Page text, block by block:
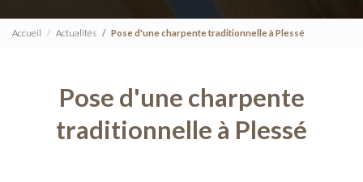
Accueil Actualités Pose d'une charpente traditionnelle à Plessé
Pose d'une charpente
traditionnelle à Plessé